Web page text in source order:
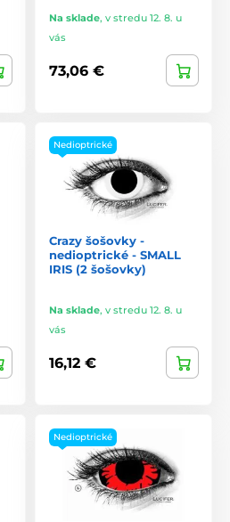
Na sklade, v stredu 12. 8. u
vás
73,06 €
Nedioptrické
Crazy šošovky -
nedioptrické - SMALL
IRIS (2 šošovky)
Na sklade, v stredu 12. 8. u
vás
16,12 €
Nedioptrické